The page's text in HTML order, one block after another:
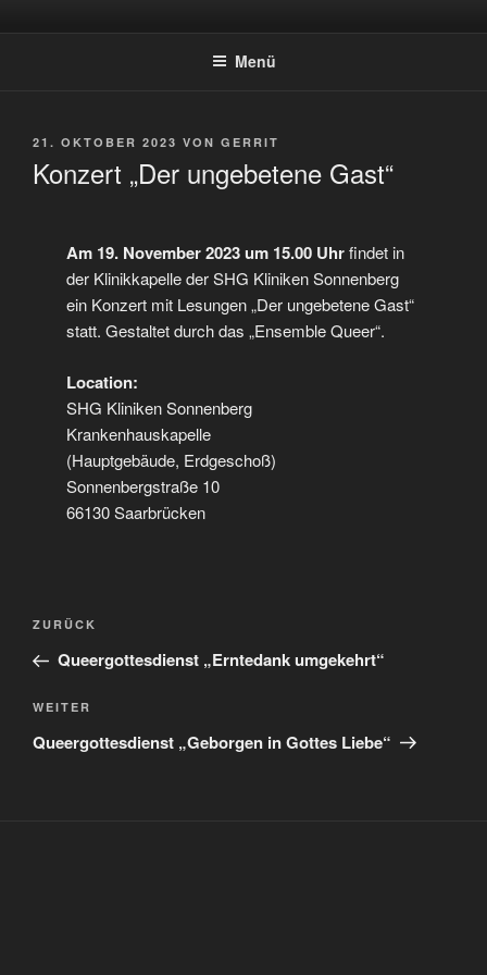
InhaltQUEERGOTTESDIENST-
Herzlich Willkommen bei queergottesdienst-saar.de – QueereChristen
Menü
VERÖFFENTLICHT
21. OKTOBER 2023 VON GERRIT
Konzert „Der ungebetene Gast“
Am 19. November 2023 um 15.00 Uhrfindet in
der Klinikkapelle der SHG Kliniken Sonnenberg
ein Konzert mit Lesungen „Der ungebetene Gast“
statt. Gestaltet durch das „Ensemble Queer“.
Location:
SHG Kliniken Sonnenberg
Krankenhauskapelle
(Hauptgebäude, Erdgeschoß)
Sonnenbergstraße 10
66130 Saarbrücken
Beitragsnavigation
Vorheriger
Beitrag
ZURÜCK
Queergottesdienst „Erntedank umgekehrt“
Nächster
Beitrag
WEITER
Queergottesdienst „Geborgen in Gottes Liebe“